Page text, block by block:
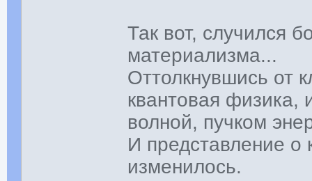
Так вот, случился
материализма...
Оттолкнувшись от
квантовая
волной, пучком
И представление о
изменилось.